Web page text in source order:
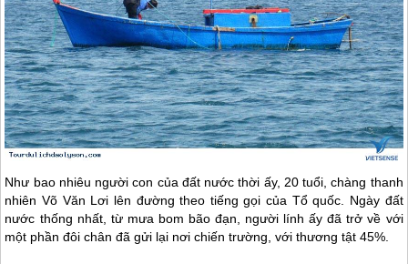
Như bao nhiêu người con của đất nước thời ấy, 20 tuổi, chàng thanh
nhiên Võ Văn Lơi lên đường theo tiếng gọi của Tổ quốc. Ngày đất
nước thống nhất, từ mưa bom bão đạn, người lính ấy đã trở về với
một phần đôi chân đã gửi lại nơi chiến trường, với thương tật 45%.